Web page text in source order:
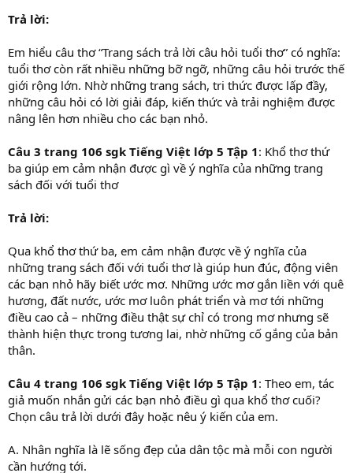
Trả lời:
Em hiểu câu thơ “Trang sách trả lời câu hỏi tuổi thơ” có nghĩa:
tuổi thơ còn rất nhiều những bỡ ngỡ, những câu hỏi trước thế
giới rộng lớn. Nhờ những trang sách, tri thức được lấp đầy,
những câu hỏi có lời giải đáp, kiến thức và trải nghiệm được
nâng lên hơn nhiều cho các bạn nhỏ.
Câu 3 trang 106 sgk Tiếng Việt lớp 5 Tập 1: Khổ thơ thứ
ba giúp em cảm nhận được gì về ý nghĩa của những trang
sách đối với tuổi thơ
Trả lời:
Qua khổ thơ thứ ba, em cảm nhận được về ý nghĩa của
những trang sách đối với tuổi thơ là giúp hun đúc, động viên
các bạn nhỏ hãy biết ước mơ. Những ước mơ gắn liền với quê
hương, đất nước, ước mơ luôn phát triển và mơ tới những
điều cao cả – những điều thật sự chỉ có trong mơ nhưng sẽ
thành hiện thực trong tương lai, nhờ những cố gắng của bản
thân.
Câu 4 trang 106 sgk Tiếng Việt lớp 5 Tập 1: Theo em, tác
giả muốn nhắn gửi các bạn nhỏ điều gì qua khổ thơ cuối?
Chọn câu trả lời dưới đây hoặc nêu ý kiến của em.
A. Nhân nghĩa là lẽ sống đẹp của dân tộc mà mỗi con người
cần hướng tới.